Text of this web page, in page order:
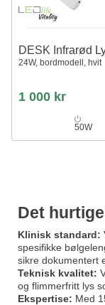
DESK Infrarød
24W, bordmodell, hvit
1 000 kr
50W
Det
Klinisk standard:
spesifikke
sikre dokumentert
Teknisk kvalitet:
og flimmerfritt lys
Ekspertise: Med